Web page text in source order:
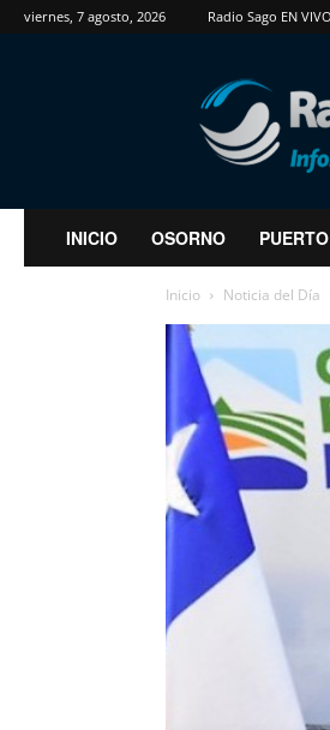
viernes, 7 agosto, 2026 Radio Sago EN VIVO
RadioSago
INICIO OSORNO
Inicio Noticia del Día